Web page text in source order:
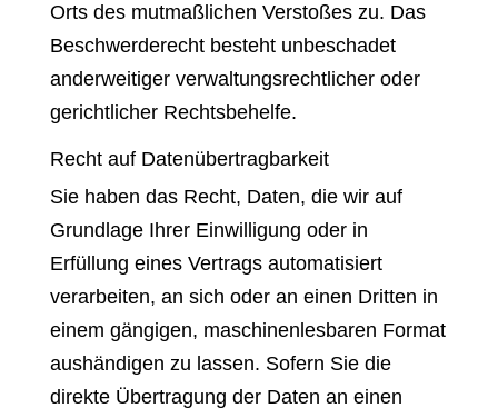
Orts des mutmaßlichen Verstoßes zu. Das
Beschwerderecht besteht unbeschadet
anderweitiger verwaltungsrechtlicher oder
gerichtlicher Rechtsbehelfe.
Recht auf Daten­übertrag­barkeit
Sie haben das Recht, Daten, die wir auf
Grundlage Ihrer Einwilligung oder in
Erfüllung eines Vertrags automatisiert
verarbeiten, an sich oder an einen Dritten in
einem gängigen, maschinenlesbaren Format
aushändigen zu lassen. Sofern Sie die
direkte Übertragung der Daten an einen